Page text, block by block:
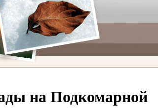
на Подкомарной